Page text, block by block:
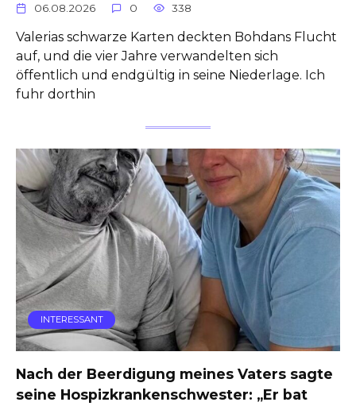
06.08.2026 0 338
Valerias schwarze Karten deckten Bohdans Flucht
auf, und die vier Jahre verwandelten sich
öffentlich und endgültig in seine Niederlage. Ich
fuhr dorthin
INTERESSANT
Nach der Beerdigung meines Vaters sagte
seine Hospizkrankenschwester: „Er bat